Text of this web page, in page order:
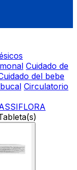
Cuidado de
del bebe
Circulatorio